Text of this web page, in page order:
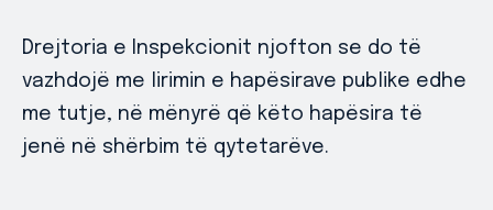
Drejtoria e Inspekcionit njofton se do të
vazhdojë me lirimin e hapësirave publike edhe
me tutje, në mënyrë që këto hapësira të
jenë në shërbim të qytetarëve.